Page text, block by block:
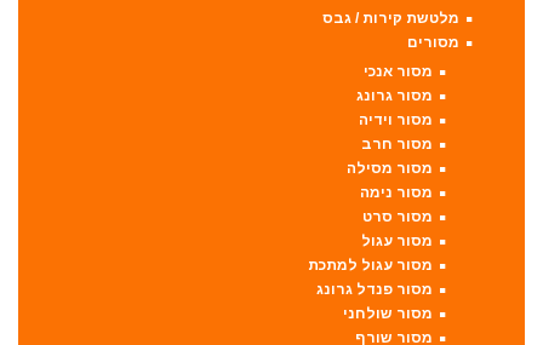
מלטשת קירות / גבס
מסורים
מסור אנכי
מסור גרונג
מסור וידיה
מסור חרב
מסור מסילה
מסור נימה
מסור סרט
מסור עגול
מסור עגול למתכת
מסור פנדל גרונג
מסור שולחני
מסור שורף